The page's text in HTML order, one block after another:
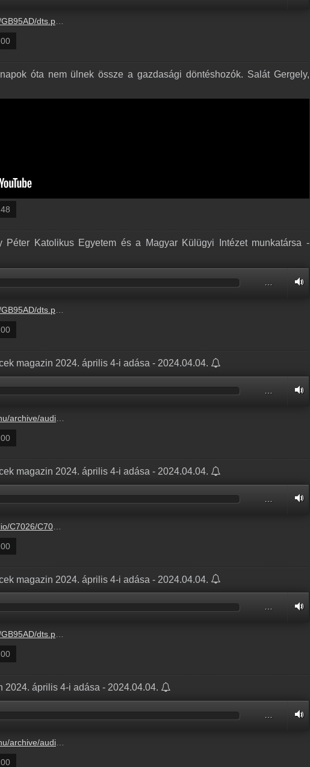
audio/151F9/151F9B7F.mp3
óta nem ülnek össze a gazdasági döntéshozók. Salát Gergely,
Péter Katolikus Egyetem és a Magyar Külügyi Intézet munkatársa -
audio/4DCA2/4DCA2ADA.mp3
magazin 2024. április 4-i adása - 2024.04.04.
C7026/C7026448.mp3
magazin 2024. április 4-i adása - 2024.04.04.
C7026448.mp3
magazin 2024. április 4-i adása - 2024.04.04.
…
audio/C7026/C7026448.mp3
2024. április 4-i adása - 2024.04.04.
C9647/C96473BC.mp3